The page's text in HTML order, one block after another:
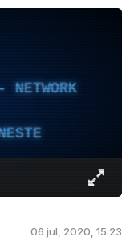
06 jul, 2020, 15:23